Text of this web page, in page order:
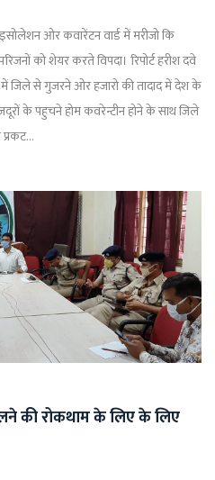
ओर कवारेंटन वार्ड में मरीजो कि
को शेयर करते विपदा। रिपोर्ट हरीश दवे
में जिले से गुजरने ओर हजारो की तादाद में देश के
के पहुचने होम कवरेन्टीन होने के साथ जिले
की रोकथाम के लिए के लिए